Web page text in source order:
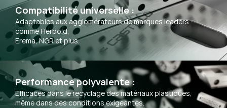
Compatibilité universelle :
Adaptables aux agglomérateurs de marques leaders
comme Herbold,
Erema, NGR et plus.
Performance polyvalente :
Efficaces dans le recyclage des matériaux plastiques,
même dans des conditions exigeantes.